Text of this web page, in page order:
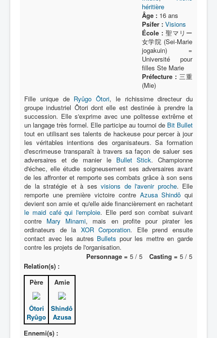
héritière
Âge :16 ans
Psifer : Visions
École :聖マリー
女学院 (Sei-Marie
jogakuin) =
Université pour
filles Ste Marie
Préfecture :三重
(Mie)
Fille unique de Ryûgo Ôtori, le richissime directeur du
groupe industriel Ôtori dont elle est destinée à prendre la
succession. Elle s'exprime avec une politesse extrême et
un langage très formel. Elle participe au tournoi de Bit Bullet
tout en utilisant ses talents de hackeuse pour percer à jour
les véritables intentions des organisateurs. Sa formation
d'escrimeuse transparaît à travers sa façon de saluer ses
adversaires et de manier le Bullet Stick. Championne
d'échec, elle étudie soigneusement ses adversaires avant
de les affronter et remporte ses combats grâce à son sens
de la stratégie et à ses visions de l'avenir proche. Elle
remporte une première victoire contre Azusa Shindô qui
devient son amie et qu'elle aide financièrement en rachetant
le maid café qui l'emploie. Elle perd son combat suivant
contre Mary Minami, mais en profite pour pirater les
ordinateurs de la XOR Corporation. Elle prend ensuite
contact avec les autres Bullets pour les mettre en garde
contre les projets de l'organisation.
Personnage = 5 / 5 Casting = 5 / 5
Relation(s) :
Père
Ôtori
Ryûgo
Amie
Shindô
Azusa
Ennemi(s) :